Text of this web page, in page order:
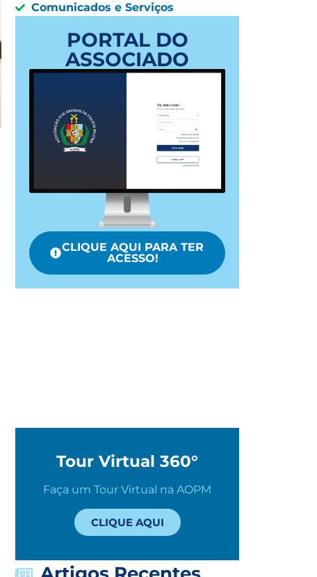
Comunicados e Serviços
PORTAL DO
ASSOCIADO
CLIQUE AQUI PARA TER
ACESSO!
Tour Virtual 360°
Faça um Tour Virtual na AOPM
CLIQUE AQUI